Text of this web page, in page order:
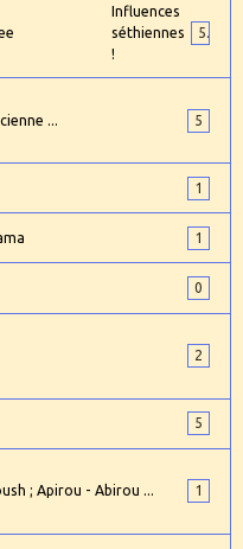
Influences
séthiennes
!
5
... 5
1
1
0
2
5
; Apirou - Abirou ... 1